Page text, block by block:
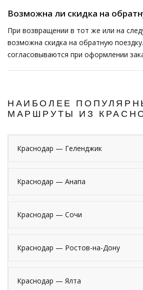
Возможна ли скидка на
При возвращении в тот же или на
возможна скидка на обратную
согласовываются при оформлении
НАИБОЛЕЕ
МАРШРУТЫ ИЗ
Краснодар — Геленджик
Краснодар — Анапа
Краснодар — Сочи
Краснодар — Ростов-на-Дону
Краснодар — Ялта